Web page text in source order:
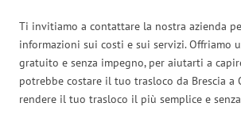
Ti invitiamo a contattare la nostra azienda
informazioni sui costi e sui servizi. Offriamo
gratuito e senza impegno, per aiutarti a
potrebbe costare il tuo trasloco da Brescia a
rendere il tuo trasloco il più semplice e